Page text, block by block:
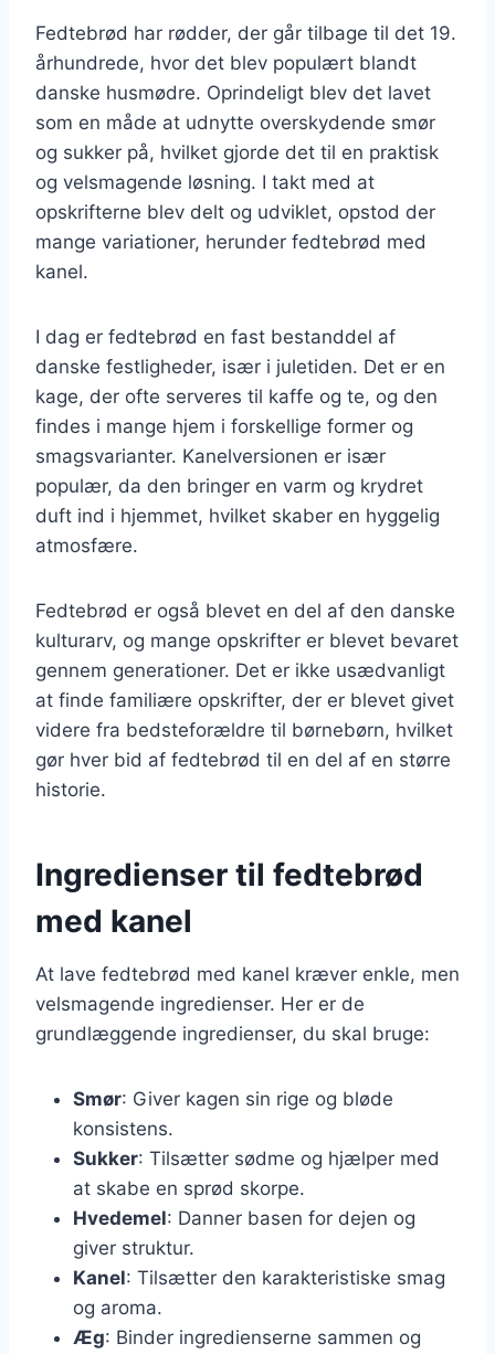
Fedtebrød har rødder, der går tilbage til det 19.
århundrede, hvor det blev populært blandt
danske husmødre. Oprindeligt blev det lavet
som en måde at udnytte overskydende smør
og sukker på, hvilket gjorde det til en praktisk
og velsmagende løsning. I takt med at
opskrifterne blev delt og udviklet, opstod der
mange variationer, herunder fedtebrød med
kanel.
I dag er fedtebrød en fast bestanddel af
danske festligheder, især i juletiden. Det er en
kage, der ofte serveres til kaffe og te, og den
findes i mange hjem i forskellige former og
smagsvarianter. Kanelversionen er især
populær, da den bringer en varm og krydret
duft ind i hjemmet, hvilket skaber en hyggelig
atmosfære.
Fedtebrød er også blevet en del af den danske
kulturarv, og mange opskrifter er blevet bevaret
gennem generationer. Det er ikke usædvanligt
at finde familiære opskrifter, der er blevet givet
videre fra bedsteforældre til børnebørn, hvilket
gør hver bid af fedtebrød til en del af en større
historie.
Ingredienser til fedtebrød
med kanel
At lave fedtebrød med kanel kræver enkle, men
velsmagende ingredienser. Her er de
grundlæggende ingredienser, du skal bruge:
Smør: Giver kagen sin rige og bløde
konsistens.
Sukker: Tilsætter sødme og hjælper med
at skabe en sprød skorpe.
Hvedemel: Danner basen for dejen og
giver struktur.
Kanel: Tilsætter den karakteristiske smag
og aroma.
Æg: Binder ingredienserne sammen og